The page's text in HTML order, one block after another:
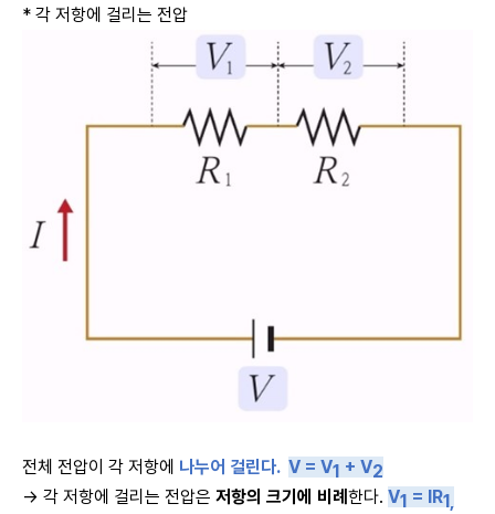
* 각 저항에 걸리는 전압
전체 전압이 각 저항에 나누어 걸린다. V = V1 + V2
→ 각 저항에 걸리는 전압은 저항의 크기에 비례 한다. V1 = IR1,